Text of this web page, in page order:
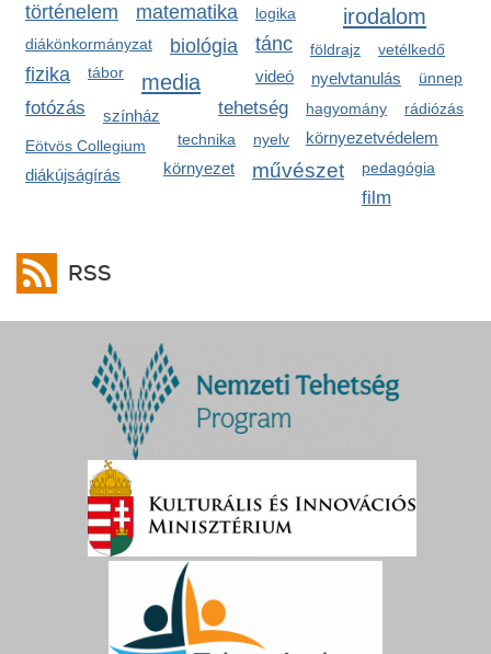
történelem matematika irodalom
logika
tánc
diákönkormányzat biológia földrajz vetélkedő
fizika tábor media videó nyelvtanulás
fotózás tehetség hagyomány
környezetvédelem
színház
Eötvös Collegium
rádiózás
technika
környezet
ünnep
művészet
nyelv
pedagógia
diákújságírás
film
RSS